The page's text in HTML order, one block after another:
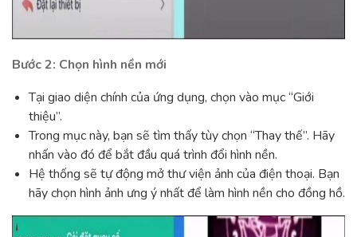
Bước 2: Chọn hình nền mới
Tại giao diện chính của ứng dụng, chọn vào mục “Giới
thiệu”.
Trong mục này, bạn sẽ tìm thấy tùy chọn “Thay thế”. Hãy
nhấn vào đó để bắt đầu quá trình đổi hình nền.
Hệ thống sẽ tự động mở thư viện ảnh của điện thoại. Bạn
hãy chọn hình ảnh ưng ý nhất để làm hình nền cho đồng hồ.